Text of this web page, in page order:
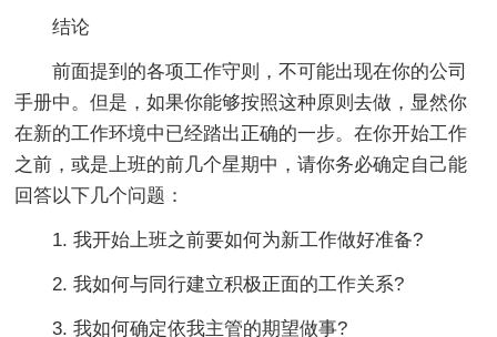
结论
前面提到的各项工作守则，不可能出现在你的公司
手册中。但是，如果你能够按照这种原则去做，显然你
在新的工作环境中已经踏出正确的一步。在你开始工作
之前，或是上班的前几个星期中，请你务必确定自己能
回答以下几个问题：
1. 我开始上班之前要如何为新工作做好准备?
2. 我如何与同行建立积极正面的工作关系?
3. 我如何确定依我主管的期望做事?